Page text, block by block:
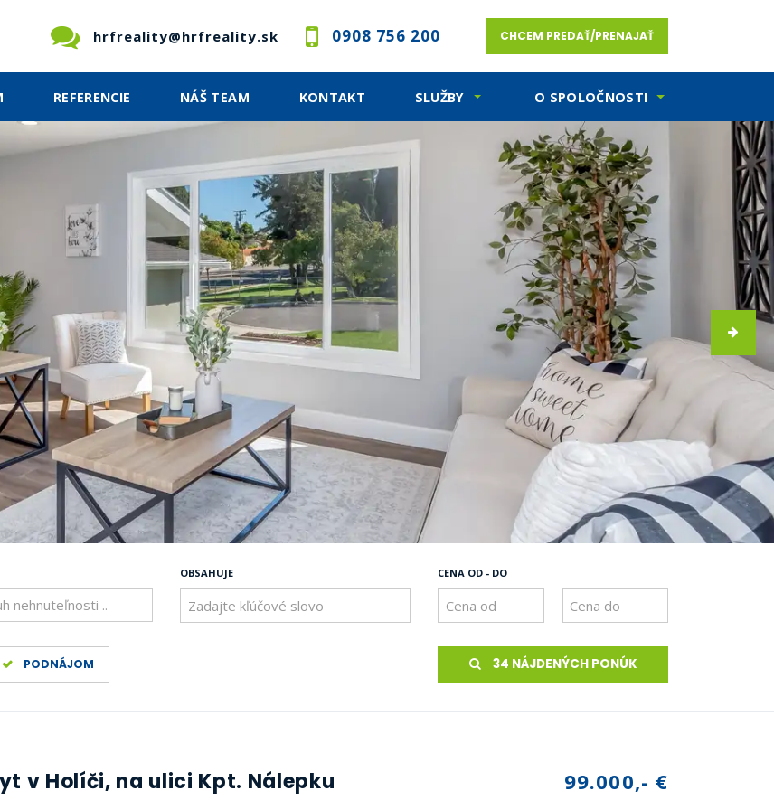
CHCEM PREDAŤ/PRENAJAŤ
0908 756 200
hrfreality@hrfreality.sk
REFERENCIE NÁŠ TEAM KONTAKT SLUŽBY O SPOLOČNOSTI
nehnuteľnosti ..
OBSAHUJE CENA OD - DO
PODNÁJOM 34 NÁJDENÝCH PONÚK
v Holíči, na ulici Kpt. Nálepku 99.000,- €